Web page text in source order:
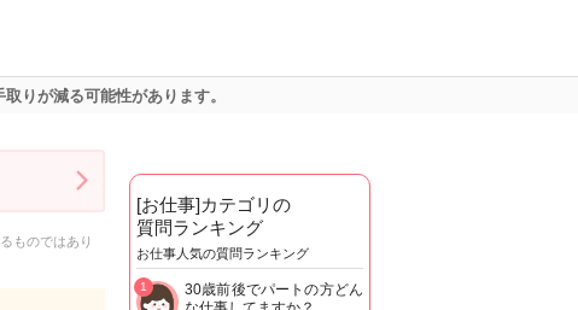
りが減る可能性があります。
ものではあり
[お仕事]カテゴリの
質問ランキング
お仕事人気の質問ランキング
30歳前後でパートの方どん
1